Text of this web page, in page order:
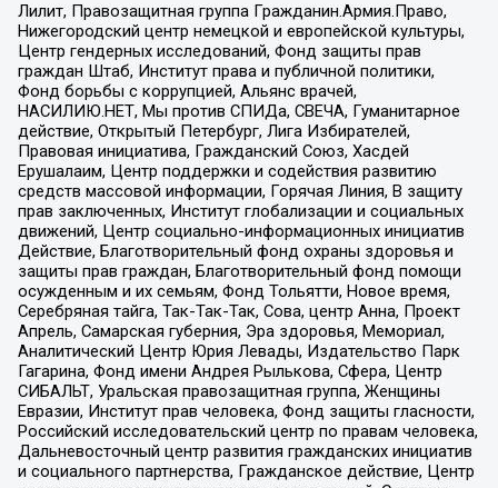
Лилит, Правозащитная группа Гражданин.Армия.Право,
Нижегородский центр немецкой и европейской культуры,
Центр гендерных исследований, Фонд защиты прав
граждан Штаб, Институт права и публичной политики,
Фонд борьбы с коррупцией, Альянс врачей,
НАСИЛИЮ.НЕТ, Мы против СПИДа, СВЕЧА, Гуманитарное
действие, Открытый Петербург, Лига Избирателей,
Правовая инициатива, Гражданский Союз, Хасдей
Ерушалаим, Центр поддержки и содействия развитию
средств массовой информации, Горячая Линия, В защиту
прав заключенных, Институт глобализации и социальных
движений, Центр социально-информационных инициатив
Действие, Благотворительный фонд охраны здоровья и
защиты прав граждан, Благотворительный фонд помощи
осужденным и их семьям, Фонд Тольятти, Новое время,
Серебряная тайга, Так-Так-Так, Сова, центр Анна, Проект
Апрель, Самарская губерния, Эра здоровья, Мемориал,
Аналитический Центр Юрия Левады, Издательство Парк
Гагарина, Фонд имени Андрея Рылькова, Сфера, Центр
СИБАЛЬТ, Уральская правозащитная группа, Женщины
Евразии, Институт прав человека, Фонд защиты гласности,
Российский исследовательский центр по правам человека,
Дальневосточный центр развития гражданских инициатив
и социального партнерства, Гражданское действие, Центр